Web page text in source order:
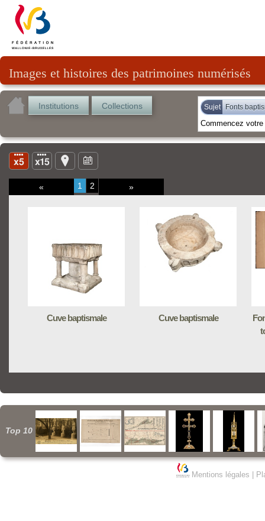
Images et histoires des patrimoines numérisés
Institutions Collections Sujet Fonts
« 1 2 »
Cuve baptismale Cuve baptismale
Top 10
Mentions légales